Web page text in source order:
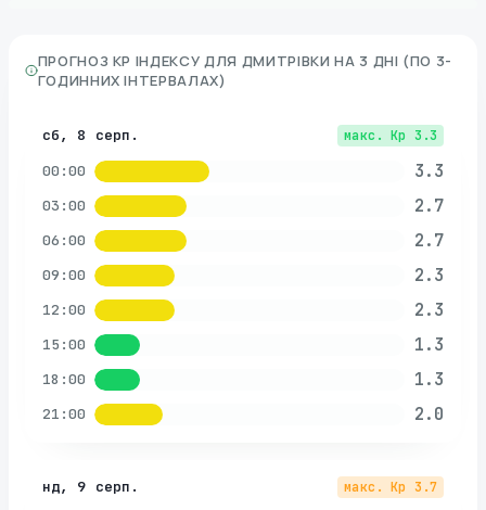
ПРОГНОЗ KP ІНДЕКСУ ДЛЯ ДМИТРІВКИ НА 3 ДНІ (ПО 3-
ГОДИННИХ ІНТЕРВАЛАХ)
сб, 8 серп. макс. Kp 3.3
00:00 3.3
03:00 2.7
06:00 2.7
09:00 2.3
12:00 2.3
15:00 1.3
18:00 1.3
21:00 2.0
нд, 9 серп. макс. Kp 3.7